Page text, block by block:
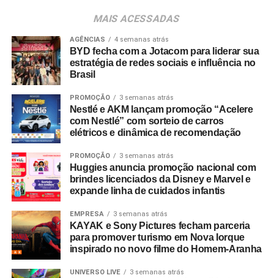
A movimentação busca fortalecer a entrega criativa
integrada às demais áreas de especialidade da agência.
Além dos serviços tradicionais de planejamento, criação
e mídia, a Cheil opera com núcleos dedicados de
retail, eventos,live commerce, produção de conteúdo,
sociale um estúdio proprietário voltado a soluções de
inteligência artificial.
MAIS ACESSADAS
AGÊNCIAS 4 semanas atrás
BYD fecha com a Jotacom para liderar sua
estratégia de redes sociais e influência no
Brasil
PROMOÇÃO 3 semanas atrás
Nestlé e AKM lançam promoção “Acelere
com Nestlé” com sorteio de carros
elétricos e dinâmica de recomendação
PROMOÇÃO 3 semanas atrás
Huggies anuncia promoção nacional com
brindes licenciados da Disney e Marvel e
expande linha de cuidados infantis
EMPRESA 3 semanas atrás
KAYAK e Sony Pictures fecham parceria
para promover turismo em Nova Iorque
inspirado no novo filme do Homem-Aranha
UNIVERSO LIVE 3 semanas atrás